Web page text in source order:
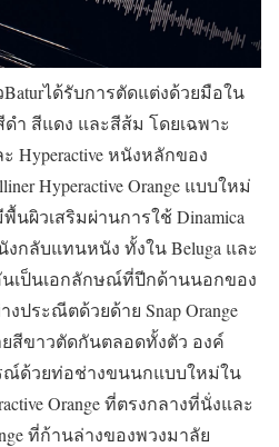
ได้รับการตัดแต่งด้วยมือใน
ำ สีแดง และสีส้ม โดยเฉพาะ
ะ Hyperactive หนังหลักของ
Hyperactive Orange แบบใหม่
ผิวเสริมผ่านการใช้ Dinamica
กลับแทนหนัง ทั้งใน Beluga และ
อันเป็นเอกลักษณ์ที่ปีกด้านนอกของ
ประณีตด้วยด้าย Snap Orange
สีขาวตัดกันตลอดทั้งตัว องค์
ด้วยท่อช่างขนนกแบบใหม่ใน
Orange ที่ตรงกลางที่นั่งและ
ที่ก้านล่างของพวงมาลัย